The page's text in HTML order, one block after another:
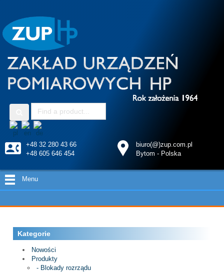
+48 32 280 43 66
+48 605 646 454
biuro(@)zup.com.pl
Bytom - Polska
Menu
Kategorie
Nowości
Produkty
- Blokady rozrządu